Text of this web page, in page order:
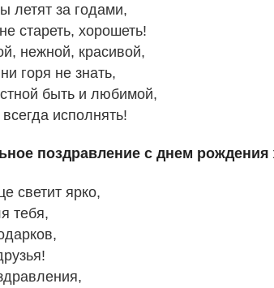
летят за годами,
стареть, хорошеть!
нежной, красивой,
горя не знать,
быть и любимой,
исполнять!
поздравление с днем
светит ярко,
тебя,